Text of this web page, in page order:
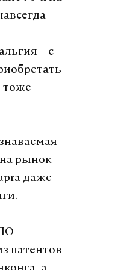
– с
тоже
рынок
даже
патентов